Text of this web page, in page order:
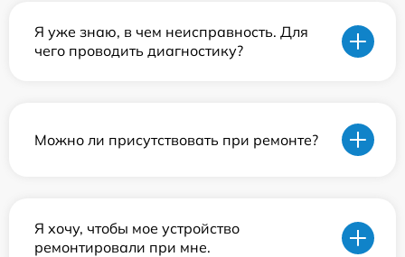
Я уже знаю, в чем неисправность. Для
чего проводить диагностику?
Можно ли присутствовать при ремонте?
Я хочу, чтобы мое устройство
ремонтировали при мне.